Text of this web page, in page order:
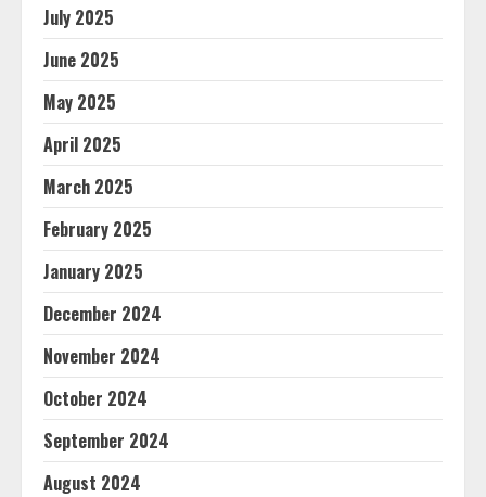
July 2025
June 2025
May 2025
April 2025
March 2025
February 2025
January 2025
December 2024
November 2024
October 2024
September 2024
August 2024